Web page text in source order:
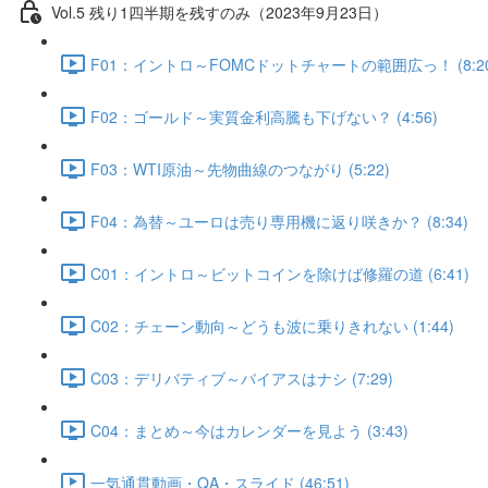
Vol.5 残り1四半期を残すのみ（2023年9月23日）
F01：イントロ～FOMCドットチャートの範囲広っ！
F02：ゴールド～実質金利高騰も下げない？ (4:56)
F03：WTI原油～先物曲線のつながり (5:22)
F04：為替～ユーロは売り専用機に返り咲きか？ (8:34)
C01：イントロ～ビットコインを除けば修羅の道 (6:41)
C02：チェーン動向～どうも波に乗りきれない (1:44)
C03：デリバティブ～バイアスはナシ (7:29)
C04：まとめ～今はカレンダーを見よう (3:43)
一気通貫動画・QA・スライド (46:51)